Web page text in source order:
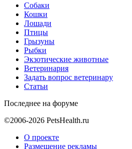
Собаки
Кошки
Лошади
Птицы
Грызуны
Рыбки
Экзотические животные
Ветеринария
Задать вопрос ветеринару
Статьи
Последнее на форуме
©2006-2026 PetsHealth.ru
О проекте
Размещение рекламы